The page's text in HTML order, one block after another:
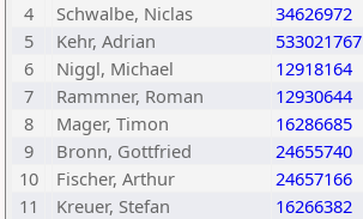
4
Schwalbe, Niclas 34626972
5
Kehr, Adrian 533021767
6
Niggl, Michael 12918164
7
Rammner, Roman 12930644
8
Mager, Timon 16286685
9
Bronn, Gottfried 24655740
10
Fischer, Arthur 24657166
11
Kreuer, Stefan 16266382